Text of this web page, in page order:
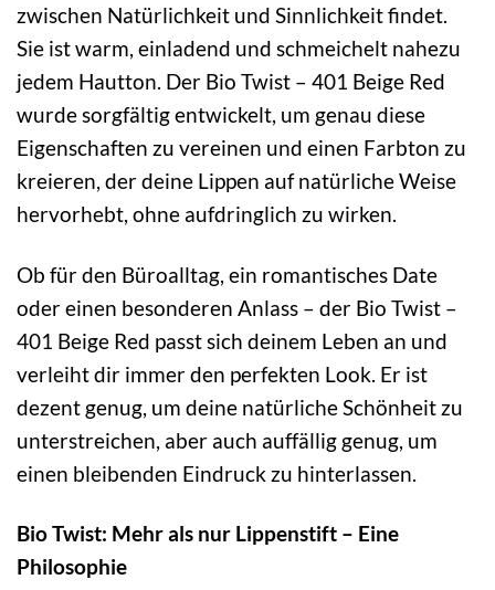
zwischen Natürlichkeit und Sinnlichkeit findet.
Sie ist warm, einladend und schmeichelt nahezu
jedem Hautton. Der Bio Twist – 401 Beige Red
wurde sorgfältig entwickelt, um genau diese
Eigenschaften zu vereinen und einen Farbton zu
kreieren, der deine Lippen auf natürliche Weise
hervorhebt, ohne aufdringlich zu wirken.
Ob für den Büroalltag, ein romantisches Date
oder einen besonderen Anlass – der Bio Twist –
401 Beige Red passt sich deinem Leben an und
verleiht dir immer den perfekten Look. Er ist
dezent genug, um deine natürliche Schönheit zu
unterstreichen, aber auch auffällig genug, um
einen bleibenden Eindruck zu hinterlassen.
Bio Twist: Mehr als nur Lippenstift – Eine
Philosophie